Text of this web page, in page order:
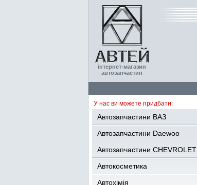
інтернет-магазин
автозапчастин
У нас ви можете придбати:
Автозапчастини ВАЗ
Автозапчастини Daewoo
Автозапчастини CHEVROLET
Автокосметика
Автохімія